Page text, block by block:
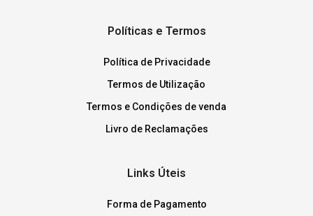
Políticas e Termos
Política de Privacidade
Termos de Utilização
Termos e Condições de venda
Livro de Reclamações
Links Úteis
Forma de Pagamento